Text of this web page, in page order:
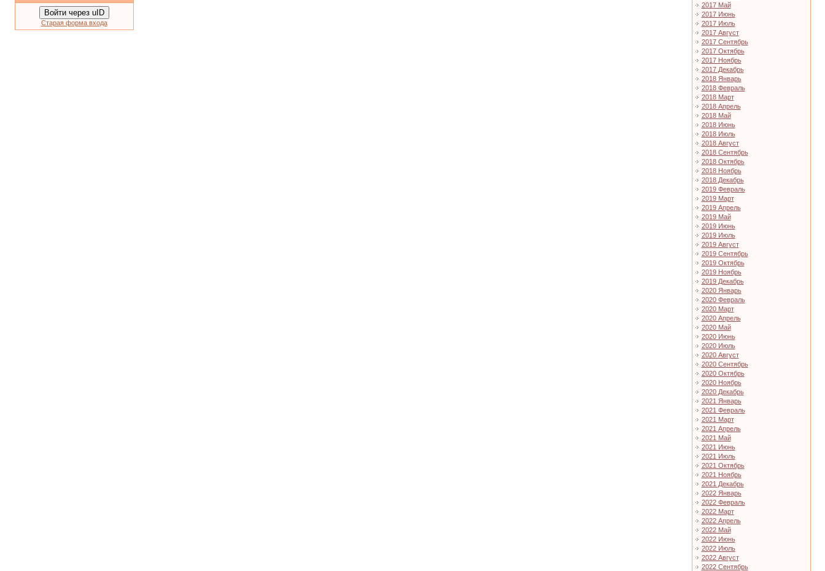
Войти через uID
Старая форма входа
2017 Май
2017 Июнь
2017 Июль
2017 Август
2017 Сентябрь
2017 Октябрь
2017 Ноябрь
2017 Декабрь
2018 Январь
2018 Февраль
2018 Март
2018 Апрель
2018 Май
2018 Июнь
2018 Июль
2018 Август
2018 Сентябрь
2018 Октябрь
2018 Ноябрь
2018 Декабрь
2019 Февраль
2019 Март
2019 Апрель
2019 Май
2019 Июнь
2019 Июль
2019 Август
2019 Сентябрь
2019 Октябрь
2019 Ноябрь
2019 Декабрь
2020 Январь
2020 Февраль
2020 Март
2020 Апрель
2020 Май
2020 Июнь
2020 Июль
2020 Август
2020 Сентябрь
2020 Октябрь
2020 Ноябрь
2020 Декабрь
2021 Январь
2021 Февраль
2021 Март
2021 Апрель
2021 Май
2021 Июнь
2021 Июль
2021 Октябрь
2021 Ноябрь
2021 Декабрь
2022 Январь
2022 Февраль
2022 Март
2022 Апрель
2022 Май
2022 Июнь
2022 Июль
2022 Август
2022 Сентябрь